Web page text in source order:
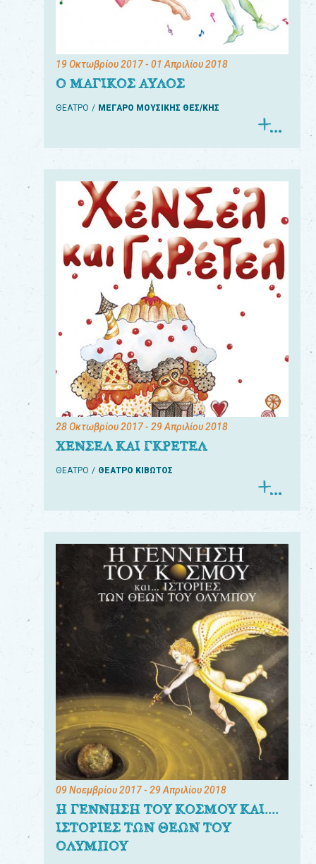
19 Οκτωβρίου 2017- 01 Απριλίου 2018
Ο ΜΑΓΙΚΟΣ ΑΥΛΟΣ
ΘΕΑΤΡΟ ΜΕΓΑΡΟ ΜΟΥΣΙΚΗΣ ΘΕΣ/ΚΗΣ
28 Οκτωβρίου 2017- 29 Απριλίου 2018
ΧΕΝΣΕΛ ΚΑΙ ΓΚΡΕΤΕΛ
ΘΕΑΤΡΟ ΘΕΑΤΡΟ ΚΙΒΩΤΟΣ
09 Νοεμβρίου 2017- 29 Απριλίου 2018
Η ΓΕΝΝΗΣΗ ΤΟΥ ΚΟΣΜΟΥ ΚΑΙ....
ΙΣΤΟΡΙΕΣ ΤΩΝ ΘΕΩΝ ΤΟΥ
ΟΛΥΜΠΟΥ